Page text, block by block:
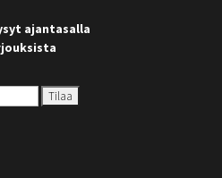
ajantasalla